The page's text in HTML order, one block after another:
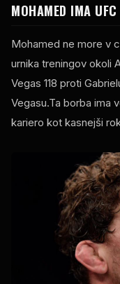
MOHAMED IMA UFC
Mohamed ne more v
urnika treningov okoli
Vegas 118 proti
Vegasu.Ta borba ima
kariero kot kasnejši